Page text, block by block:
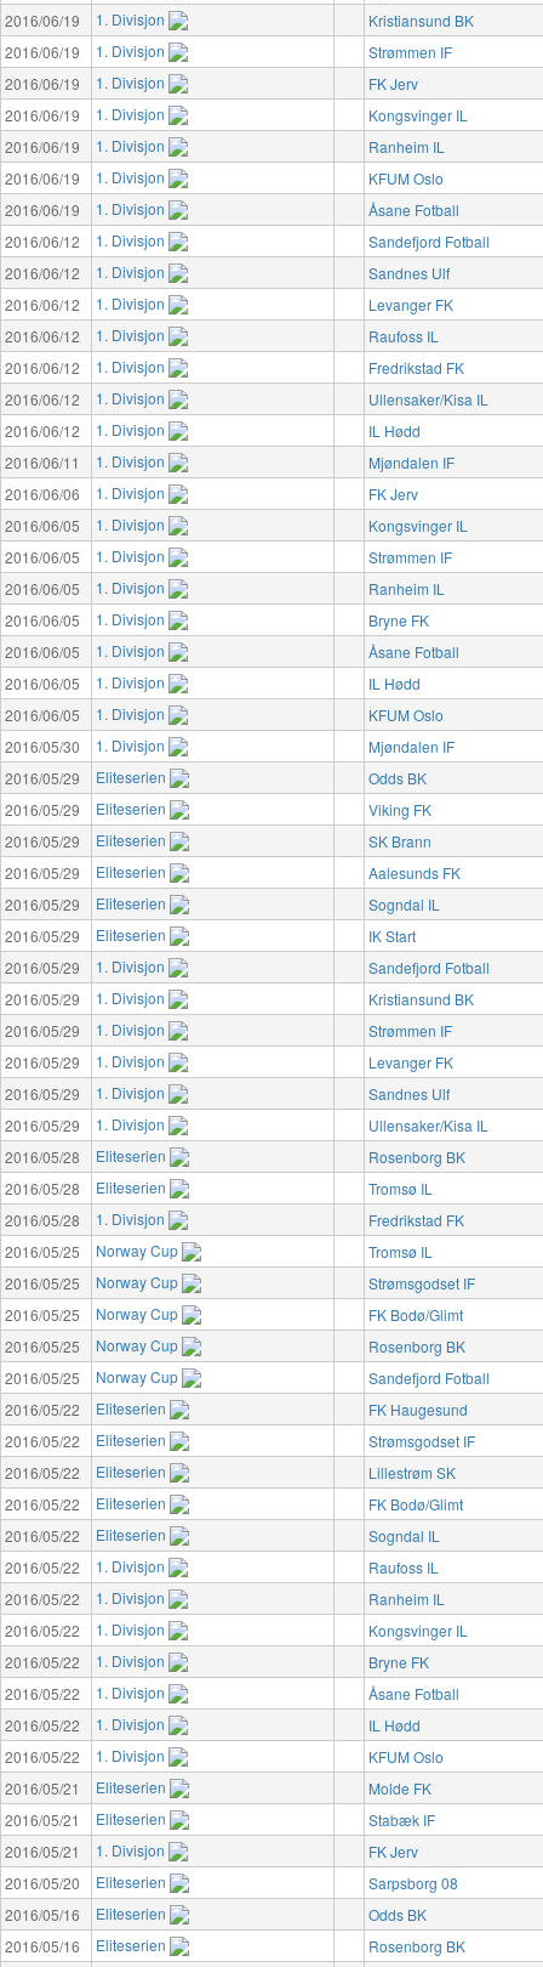
2016/06/19
1. Divisjon
Kristiansund BK
2016/06/19
1. Divisjon
Strømmen IF
2016/06/19
1. Divisjon
FK Jerv
2016/06/19
1. Divisjon
Kongsvinger IL
2016/06/19
1. Divisjon
Ranheim IL
2016/06/19
1. Divisjon
KFUM Oslo
2016/06/19
1. Divisjon
Åsane Fotball
2016/06/12
1. Divisjon
Sandefjord Fotball
2016/06/12
1. Divisjon
Sandnes Ulf
2016/06/12
1. Divisjon
Levanger FK
2016/06/12
1. Divisjon
Raufoss IL
2016/06/12
1. Divisjon
Fredrikstad FK
2016/06/12
1. Divisjon
Ullensaker/Kisa IL
2016/06/12
1. Divisjon
IL Hødd
2016/06/11
1. Divisjon
Mjøndalen IF
2016/06/06
1. Divisjon
FK Jerv
2016/06/05
1. Divisjon
Kongsvinger IL
2016/06/05
1. Divisjon
Strømmen IF
2016/06/05
1. Divisjon
Ranheim IL
2016/06/05
1. Divisjon
Bryne FK
2016/06/05
1. Divisjon
Åsane Fotball
2016/06/05
1. Divisjon
IL Hødd
2016/06/05
1. Divisjon
KFUM Oslo
2016/05/30
1. Divisjon
Mjøndalen IF
2016/05/29
Eliteserien
Odds BK
2016/05/29
Eliteserien
Viking FK
2016/05/29
Eliteserien
SK Brann
2016/05/29
Eliteserien
Aalesunds FK
2016/05/29
Eliteserien
Sogndal IL
2016/05/29
Eliteserien
IK Start
2016/05/29
1. Divisjon
Sandefjord Fotball
2016/05/29
1. Divisjon
Kristiansund BK
2016/05/29
1. Divisjon
Strømmen IF
2016/05/29
1. Divisjon
Levanger FK
2016/05/29
1. Divisjon
Sandnes Ulf
2016/05/29
1. Divisjon
Ullensaker/Kisa IL
2016/05/28
Eliteserien
Rosenborg BK
2016/05/28
Eliteserien
Tromsø IL
2016/05/28
1. Divisjon
Fredrikstad FK
2016/05/25
Norway Cup
Tromsø IL
2016/05/25
Norway Cup
Strømsgodset IF
2016/05/25
Norway Cup
FK Bodø/Glimt
2016/05/25
Norway Cup
Rosenborg BK
2016/05/25
Norway Cup
Sandefjord Fotball
2016/05/22
Eliteserien
FK Haugesund
2016/05/22
Eliteserien
Strømsgodset IF
2016/05/22
Eliteserien
Lillestrøm SK
2016/05/22
Eliteserien
FK Bodø/Glimt
2016/05/22
Eliteserien
Sogndal IL
2016/05/22
1. Divisjon
Raufoss IL
2016/05/22
1. Divisjon
Ranheim IL
2016/05/22
1. Divisjon
Kongsvinger IL
2016/05/22
1. Divisjon
Bryne FK
2016/05/22
1. Divisjon
Åsane Fotball
2016/05/22
1. Divisjon
IL Hødd
2016/05/22
1. Divisjon
KFUM Oslo
2016/05/21
Eliteserien
Molde FK
2016/05/21
Eliteserien
Stabæk IF
2016/05/21
1. Divisjon
FK Jerv
2016/05/20
Eliteserien
Sarpsborg 08
2016/05/16
Eliteserien
Odds BK
2016/05/16
Eliteserien
Rosenborg BK